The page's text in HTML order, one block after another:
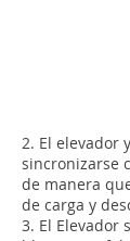
2. El elevador
sincronizarse
de manera
de carga y
3. El Elevador